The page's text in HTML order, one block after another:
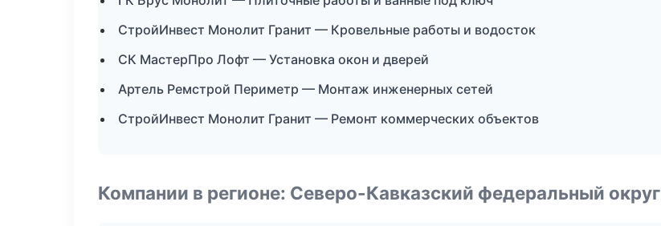
СтройИнвест Монолит Гранит — Кровельные работы и водосток
СК МастерПро Лофт — Установка окон и дверей
Артель Ремстрой Периметр — Монтаж инженерных сетей
СтройИнвест Монолит Гранит — Ремонт коммерческих объектов
Компании в регионе: Северо-Кавказский федеральный округ